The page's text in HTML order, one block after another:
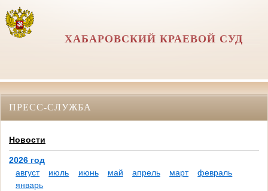
ХАБАРОВСКИЙ КРАЕВОЙ СУД
ПРЕСС-СЛУЖБА
Новости
2026 год
август
июль июнь май апрель март
февраль
январь